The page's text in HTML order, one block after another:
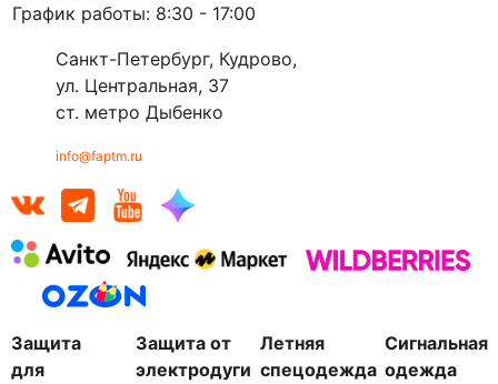
График работы: 8:30 - 17:00
Санкт-Петербург, Кудрово,
ул. Центральная, 37
ст. метро Дыбенко
info@faptm.ru
Защита
для
Защита от
электродуги
Летняя
спецодежда
Сигнальная
одежда